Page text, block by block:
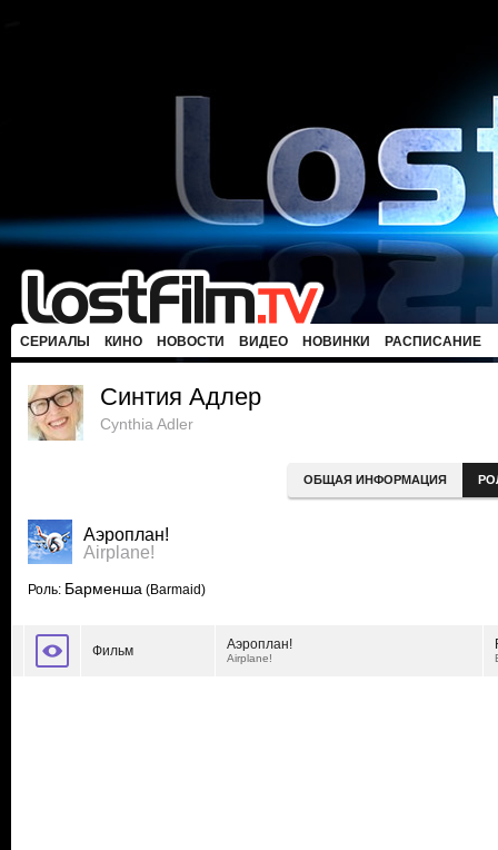
СЕРИАЛЫ КИНО НОВОСТИ ВИДЕО НОВИНКИ РАСПИСАНИЕ
Синтия Адлер
Cynthia Adler
ОБЩАЯ ИНФОРМАЦИЯ
Аэроплан!
Airplane!
Роль: Барменша (Barmaid)
Фильм Аэроплан!
Airplane!